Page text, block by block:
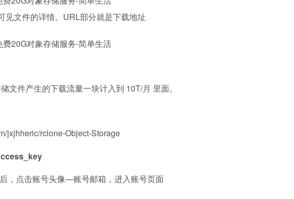
见文件的详情。URL部分就是下载地址
文件产生的下载流量一块计入到 10T/月 里面。
jxjhheric/rclone-Object-Storage
，点击账号头像—账号邮箱，进入账号页面